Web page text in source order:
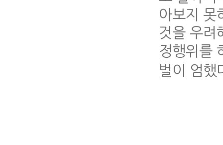
아보지 못
것을 우려
정행위를
벌이 엄했